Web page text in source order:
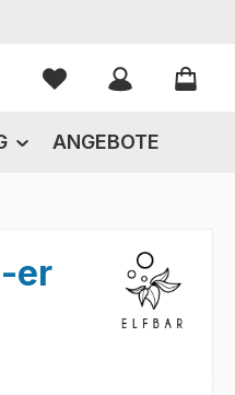
Du hast 0
ANGEBOTE
er